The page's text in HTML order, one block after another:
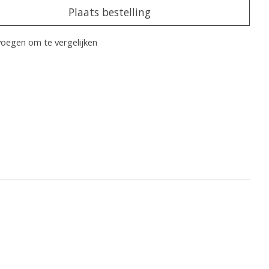
Plaats bestelling
om te vergelijken